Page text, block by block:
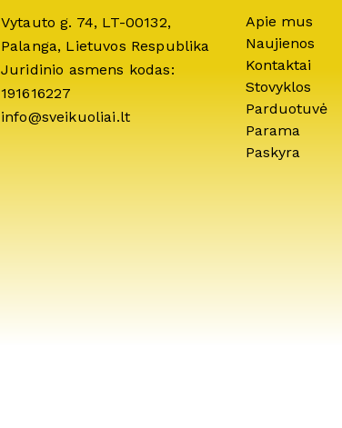
Vytauto g. 74, LT-00132,
Palanga, Lietuvos Respublika
Juridinio asmens kodas:
191616227
info@sveikuoliai.lt
Apie mus
Naujienos
Kontaktai
Stovyklos
Parduotuvė
Parama
Paskyra